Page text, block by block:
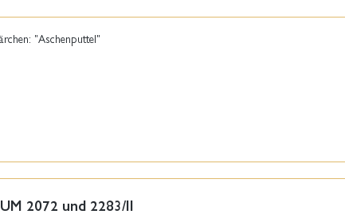
"Aschenputtel"
2072 und 2283/II